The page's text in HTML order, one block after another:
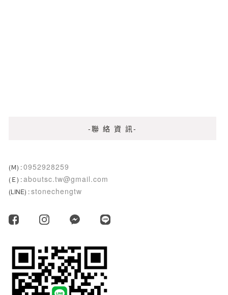
-聯 絡 資 訊-
(Ｍ) :0952928259
(Ｅ) :aboutsc.tw@gmail.com
(LINE) :stonechengtw